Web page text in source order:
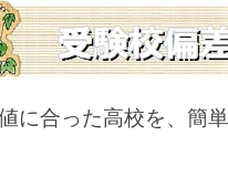
に合った高校を、簡